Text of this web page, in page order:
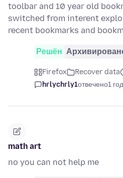
toolbar and 10 year old
switched from interent
recent bookmarks and
Решён
Firefox Recover data
hrlychrly1отвечено1
math art
no you can not help me